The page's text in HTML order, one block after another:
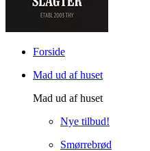
Forside
Mad ud af huset
Mad ud af huset
Nye tilbud!
Smørrebrød